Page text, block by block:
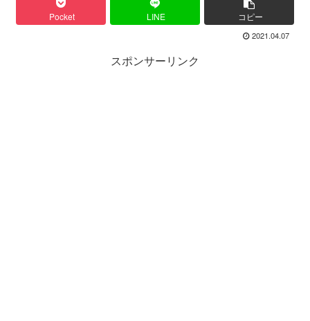
Pocket LINE コピー
2021.04.07
スポンサーリンク